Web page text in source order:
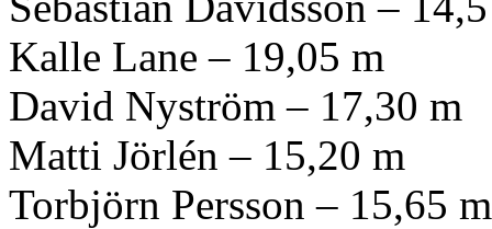
Kalle Lane – 19,05 m
David Nyström – 17,30 m
Matti Jörlén – 15,20 m
Torbjörn Persson – 15,65 m